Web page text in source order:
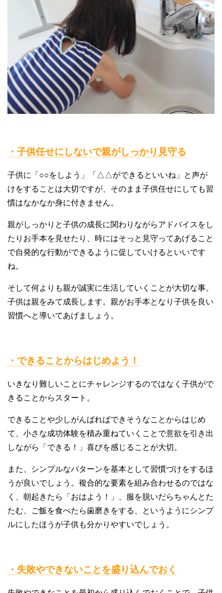
・子供任せにしないで親がしっかり見守る
子供に「○○をしよう」「△△ができるといいね」と声が
けをすることは大切ですが、そのまま子供任せにしても習
慣はなかなか身に付きません。
親がしっかりと子供の成長に関わりながらアドバイスをし
たりお手本を見せたり、時にはそっと見守ってあげること
で自発的な行動ができるように促していけるといいです
ね。
そして何よりも親が誠実に生活していくことが大切な事。
子供は親をみて成長します。親がお手本となり子供を良い
習慣へと導いてあげましょう。
・できることからはじめよう！
いきなり難しいことにチャレンジするのではなく子供がで
きることからスタート。
できることや少しがんばればできそうなことからはじめ
て、小さな成功体験を積み重ねていくことで意欲を引き出
しながら「できる！」喜びを感じることが大切。
また、シンプルなパターンを基本として習慣づけをするほ
うが良いでしょう。複合的な要素を組み合わせるのではな
く、朝起きたら「おはよう！」、服を脱いだらちゃんとた
たむ、ご飯を食べたら歯磨きをする、というようにシンプ
ルにしたほうが子供も分かりやすいでしょう。
・失敗やできないことを盛り込んでおく